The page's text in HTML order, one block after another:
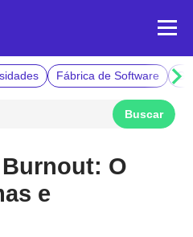
Fábrica de Software
O
e